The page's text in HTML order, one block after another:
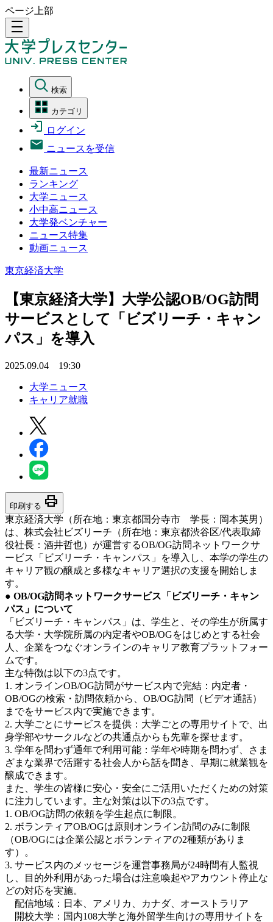
ページ上部
density_medium
検索
カテゴリ
ログイン
ニュースを受信
最新ニュース
ランキング
大学ニュース
小中高ニュース
大学発ベンチャー
ニュース特集
動画ニュース
東京経済大学
【東京経済大学】大学公認OB/OG訪問
サービスとして「ビズリーチ・キャン
パス」を導入
2025.09.04 19:30
大学ニュース
キャリア就職
印刷する print
東京経済大学（所在地：東京都国分寺市 学長：岡本英男）
は、株式会社ビズリーチ（所在地：東京都渋谷区/代表取締
役社長：酒井哲也）が運営するOB/OG訪問ネットワークサ
ービス「ビズリーチ・キャンパス」を導入し、本学の学生の
キャリア観の醸成と多様なキャリア選択の支援を開始しま
す。
● OB/OG訪問ネットワークサービス「ビズリーチ・キャン
パス」について
「ビズリーチ・キャンパス」は、学生と、その学生が所属す
る大学・大学院所属の内定者やOB/OGをはじめとする社会
人、企業をつなぐオンラインのキャリア教育プラットフォー
ムです。
主な特徴は以下の3点です。
1. オンラインOB/OG訪問がサービス内で完結：内定者・
OB/OGの検索・訪問依頼から、OB/OG訪問（ビデオ通話）
までをサービス内で実施できます。
2. 大学ごとにサービスを提供：大学ごとの専用サイトで、出
身学部やサークルなどの共通点からも先輩を探せます。
3. 学年を問わず通年で利用可能：学年や時期を問わず、さま
ざまな業界で活躍する社会人から話を聞き、早期に就業観を
醸成できます。
また、学生の皆様に安心・安全にご活用いただくための対策
に注力しています。主な対策は以下の3点です。
1. OB/OG訪問の依頼を学生起点に制限。
2. ボランティアOB/OGは原則オンライン訪問のみに制限
（OB/OGには企業公認とボランティアの2種類がありま
す）。
3. サービス内のメッセージを運営事務局が24時間有人監視
し、目的外利用があった場合は注意喚起やアカウント停止な
どの対応を実施。
配信地域：日本、アメリカ、カナダ、オーストラリア
開校大学： 国内108大学と海外留学生向けの専用サイトを